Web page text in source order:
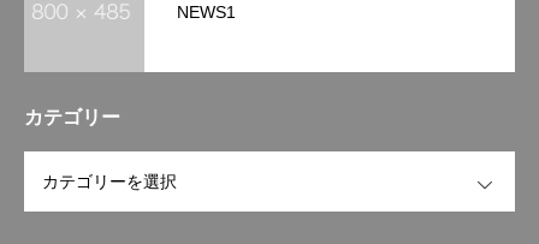
NEWS1
カテゴリー